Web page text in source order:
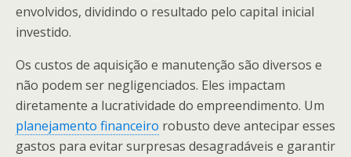
envolvidos, dividindo o resultado pelo capital inicial
investido.
Os custos de aquisição e manutenção são diversos e
não podem ser negligenciados. Eles impactam
diretamente a lucratividade do empreendimento. Um
planejamento financeiro robusto deve antecipar esses
gastos para evitar surpresas desagradáveis e garantir